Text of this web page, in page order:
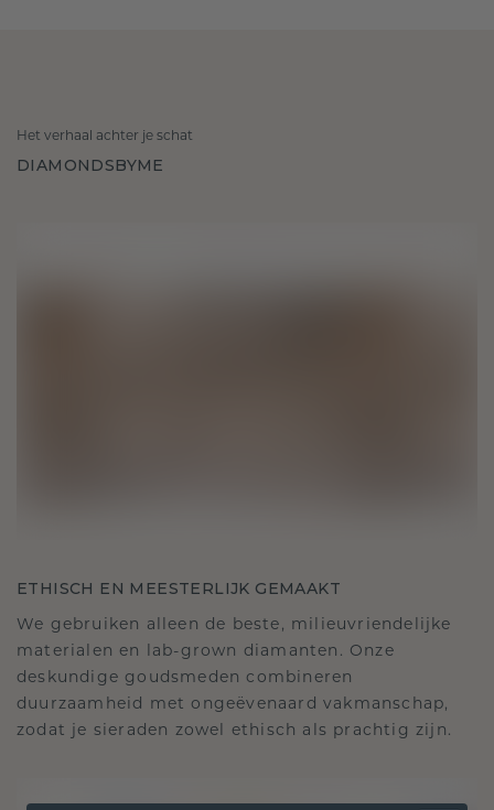
Het verhaal achter je schat
DIAMONDSBYME
ETHISCH EN MEESTERLIJK GEMAAKT
We gebruiken alleen de beste, milieuvriendelijke
materialen en lab-grown diamanten. Onze
deskundige goudsmeden combineren
duurzaamheid met ongeëvenaard vakmanschap,
zodat je sieraden zowel ethisch als prachtig zijn.